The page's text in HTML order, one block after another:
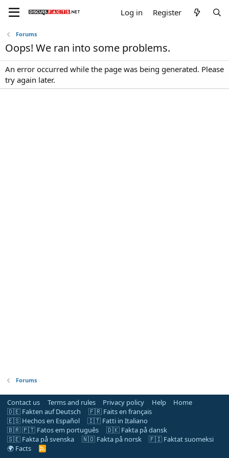
Log in Register
Forums
Oops! We ran into some problems.
An error occurred while the page was being generated. Please
try again later.
Forums
Contact us Terms and rules Privacy policy Help
Home
🇩🇪 Fakten auf Deutsch
🇫🇷 Faits en français
🇪🇸 Hechos en Español
🇮🇹 Fatti in Italiano
🇧🇷 🇵🇹 Fatos em português
🇩🇰 Fakta på dansk
🇸🇪 Fakta på svenska
🇳🇴 Fakta på norsk
🇫🇮 Faktat suomeksi
🌍 Facts
R